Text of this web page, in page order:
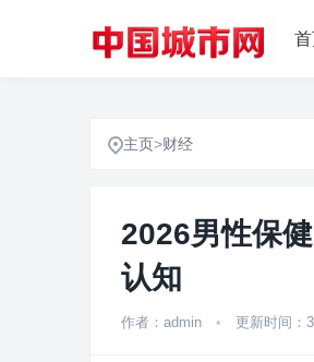
主页>财经
2026男性保
认知
作者：admin • 更新时间：